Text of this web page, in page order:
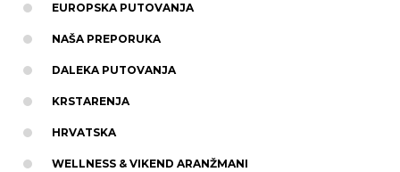
EUROPSKA PUTOVANJA
NAŠA PREPORUKA
DALEKA PUTOVANJA
KRSTARENJA
HRVATSKA
WELLNESS & VIKEND ARANŽMANI